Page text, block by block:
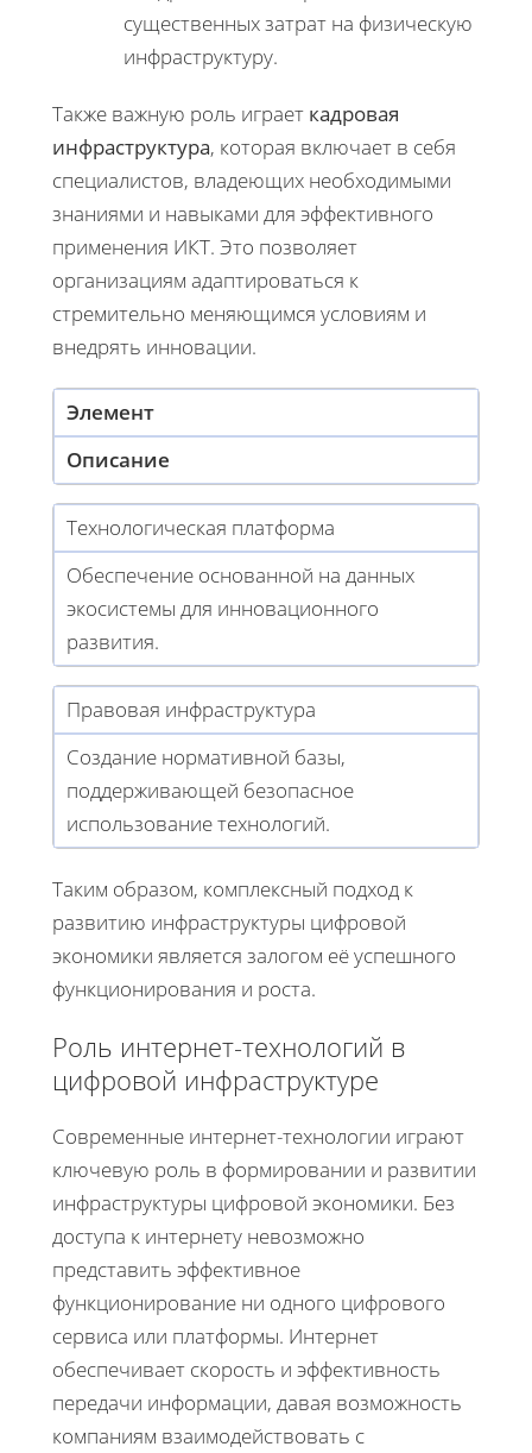
существенных затрат на физическую
инфраструктуру.
Также важную роль играет кадровая
инфраструктура, которая включает в себя
специалистов, владеющих необходимыми
знаниями и навыками для эффективного
применения ИКТ. Это позволяет
организациям адаптироваться к
стремительно меняющимся условиям и
внедрять инновации.
Элемент
Описание
Технологическая платформа
Обеспечение основанной на данных
экосистемы для инновационного
развития.
Правовая инфраструктура
Создание нормативной базы,
поддерживающей безопасное
использование технологий.
Таким образом, комплексный подход к
развитию инфраструктуры цифровой
экономики является залогом её успешного
функционирования и роста.
Роль интернет-технологий в
цифровой инфраструктуре
Современные интернет-технологии играют
ключевую роль в формировании и развитии
инфраструктуры цифровой экономики. Без
доступа к интернету невозможно
представить эффективное
функционирование ни одного цифрового
сервиса или платформы. Интернет
обеспечивает скорость и эффективность
передачи информации, давая возможность
компаниям взаимодействовать с